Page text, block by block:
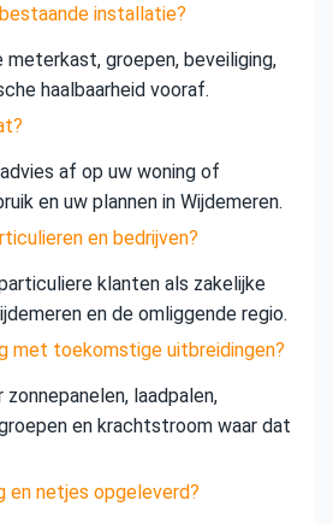
installatie?
meterkast, groepen, beveiliging,
haalbaarheid vooraf.
af op uw woning of
en uw plannen in Wijdemeren.
en bedrijven?
klanten als zakelijke
en de omliggende regio.
met toekomstige uitbreidingen?
zonnepanelen, laadpalen,
en krachtstroom waar dat
en netjes opgeleverd?